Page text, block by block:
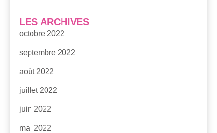
LES ARCHIVES
octobre 2022
septembre 2022
août 2022
juillet 2022
juin 2022
mai 2022